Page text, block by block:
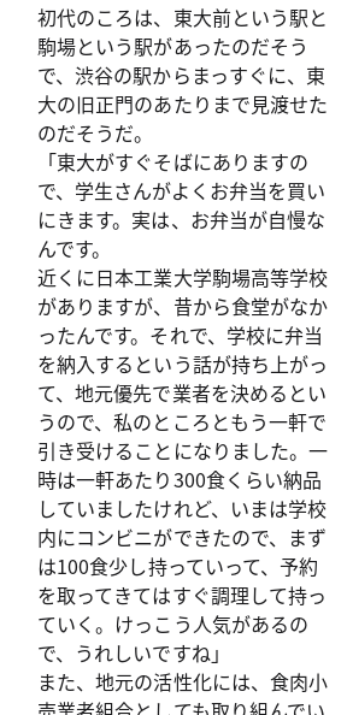
初代のころは、東大前という駅と
駒場という駅があったのだそう
で、渋谷の駅からまっすぐに、東
大の旧正門のあたりまで見渡せた
のだそうだ。
「東大がすぐそばにありますの
で、学生さんがよくお弁当を買い
にきます。実は、お弁当が自慢な
んです。
近くに日本工業大学駒場高等学校
がありますが、昔から食堂がなか
ったんです。それで、学校に弁当
を納入するという話が持ち上がっ
て、地元優先で業者を決めるとい
うので、私のところともう一軒で
引き受けることになりました。一
時は一軒あたり300食くらい納品
していましたけれど、いまは学校
内にコンビニができたので、まず
は100食少し持っていって、予約
を取ってきてはすぐ調理して持っ
ていく。けっこう人気があるの
で、うれしいですね」
また、地元の活性化には、食肉小